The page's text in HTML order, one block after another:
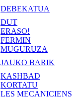
DEBEKATUA
DUT
ERASO!
FERMIN
MUGURUZA
JAUKO BARIK
KASHBAD
KORTATU
LES MECANICIENS